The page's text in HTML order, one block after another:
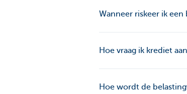
Wanneer riskeer ik
Hoe vraag ik krediet
Hoe wordt de